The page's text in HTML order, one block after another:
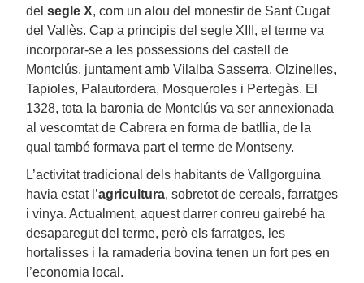
del segle X, com un alou del monestir de Sant Cugat
del Vallès. Cap a principis del segle XIII, el terme va
incorporar-se a les possessions del castell de
Montclús, juntament amb Vilalba Sasserra, Olzinelles,
Tapioles, Palautordera, Mosqueroles i Pertegàs. El
1328, tota la baronia de Montclús va ser annexionada
al vescomtat de Cabrera en forma de batllia, de la
qual també formava part el terme de Montseny.
L’activitat tradicional dels habitants de Vallgorguina
havia estat l’agricultura, sobretot de cereals, farratges
i vinya. Actualment, aquest darrer conreu gairebé ha
desaparegut del terme, però els farratges, les
hortalisses i la ramaderia bovina tenen un fort pes en
l’economia local.